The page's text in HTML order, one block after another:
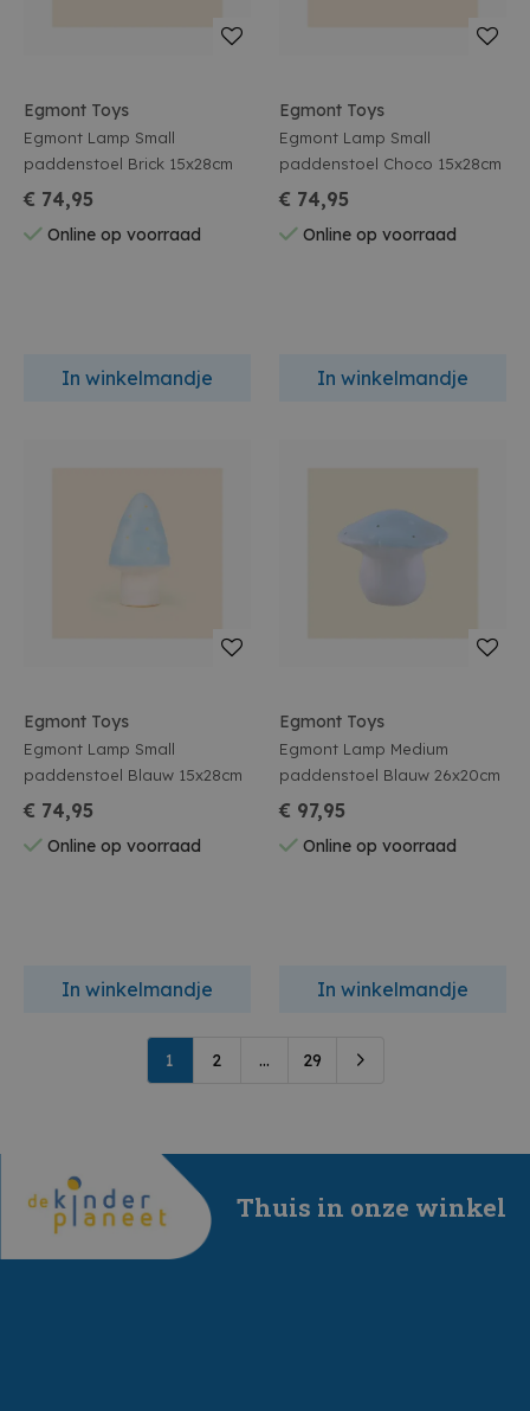
Egmont Toys
Egmont Lamp Small
paddenstoel Brick 15x28cm
€ 74,95
Online op voorraad
In winkelmandje
Egmont Toys
Egmont Lamp Small
paddenstoel Choco 15x28cm
€ 74,95
Online op voorraad
In winkelmandje
Egmont Toys
Egmont Lamp Small
paddenstoel Blauw 15x28cm
€ 74,95
Online op voorraad
In winkelmandje
Egmont Toys
Egmont Lamp Medium
paddenstoel Blauw 26x20cm
€ 97,95
Online op voorraad
In winkelmandje
1 2 ... 29
Thuis in onze winkel